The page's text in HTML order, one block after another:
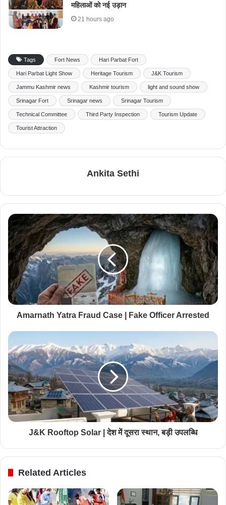
महिलाओं को नई उड़ान
21 hours ago
Tags Fort News Hari Parbat Fort
Hari Parbat Light Show Heritage Tourism J&K Tourism
Jammu Kashmir news Kashmir tourism light and sound show
Srinagar Fort Srinagar news Srinagar Tourism
Technical Committee Third Party Inspection Tourism Update
Tourist Attraction
Ankita Sethi
Amarnath Yatra Fraud Case | Fake Officer Arrested
J&K Rooftop Solar | देश में दूसरा स्थान, बड़ी उपलब्धि
Related Articles